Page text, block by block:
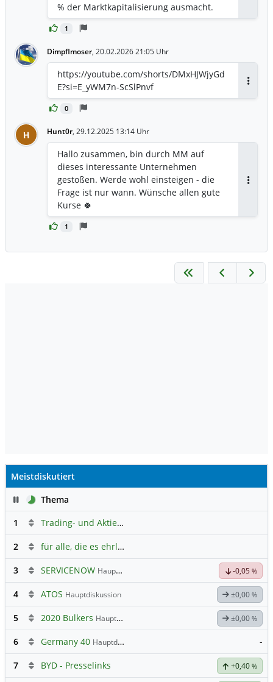
1
% der Marktkapitalisierung ausmacht.
Dimpflmoser, 20.02.2026 21:05 Uhr
0
https://youtube.com/shorts/DMxHJWjyGd
E?si=E_yWM7n-ScSlPnvf
H Hunt0r, 29.12.2025 13:14 Uhr
1
Hallo zusammen, bin durch MM auf
dieses interessante Unternehmen
gestoßen. Werde wohl einsteigen - die
Frage ist nur wann. Wünsche allen gute
Kurse 🍀
Meistdiskutiert
PauseThema
1
Trading- und Aktien-Chat
2 für alle, die es ehrlich meinen beim Traden.
3 SERVICENOW Hauptdiskussion -0,05 %
4 ATOS Hauptdiskussion ±0,00 %
5 2020 Bulkers Hauptdiskussion ±0,00 %
6 Germany 40 Hauptdiskussion -
7 BYD - Presselinks +0,40 %